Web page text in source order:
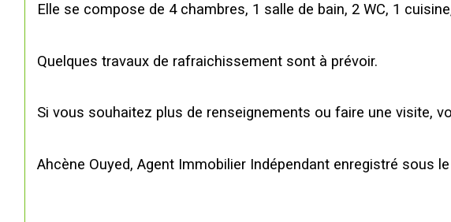
Elle se compose de 4 chambres, 1 salle de bain, 2 WC, 1
Quelques travaux de rafraichissement sont à prévoir.
Si vous souhaitez plus de renseignements ou faire une visite,
Ahcène Ouyed, Agent Immobilier Indépendant enregistré sous